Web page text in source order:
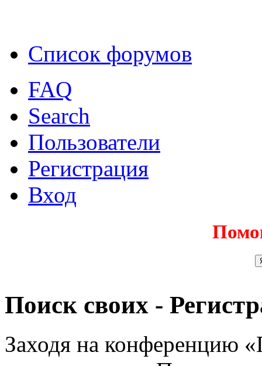
Список форумов
FAQ
Search
Пользователи
Регистрация
Вход
Поиск своих -
Заходя на конференцию